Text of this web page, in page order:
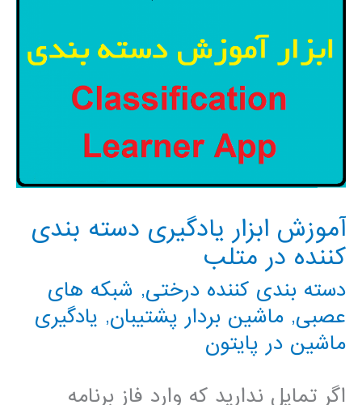
آموزش ابزار یادگیری دسته بندی
کننده در متلب
دسته بندی کننده درختی, شبکه های
عصبی, ماشین بردار پشتیبان, یادگیری
ماشین در پایتون
اگر تمایل ندارید که وارد فاز برنامه